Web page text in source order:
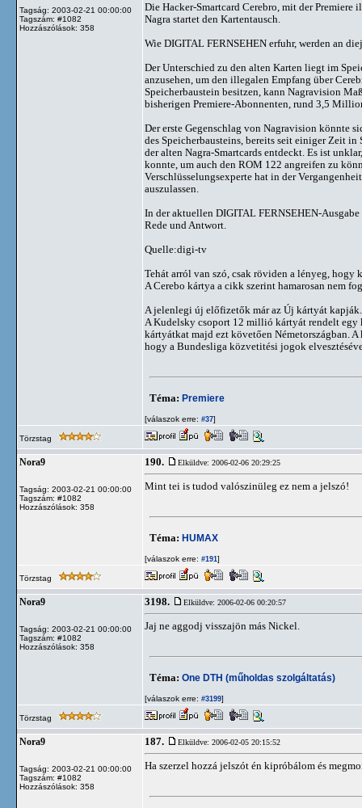
Tagság: 2003-02-21 00:00:00
Tagszám: #1082
Hozzászólások: 358
Die Hacker-Smartcard Cerebro, mit der
Nagra startet den Kartentausch.
Wie DIGITAL FERNSEHEN erfuhr, werden an
Der Unterschied zu den alten Karten liegt im
anzusehen, um den illegalen Empfang über
Speicherbaustein besitzen, kann Nagravision
bisherigen Premiere-Abonnenten, rund 3,5
Der erste Gegenschlag von Nagravision könnte
des Speicherbausteins, bereits seit einiger Zeit
der alten Nagra-Smartcards entdeckt. Es ist
konnte, um auch den ROM 122 angreifen zu
Verschlüsselungsexperte hat in der
auszulassen.
In der aktuellen DIGITAL FERNSEHEN-
Rede und Antwort.
Quelle:digi-tv
Tehát arról van szó, csak röviden a lényeg,
A Cerebo kártya a cikk szerint hamarosan nem
A jelenlegi új előfizetők már az Új kártyát
A Kudelsky csoport 12 millió kártyát rendelt
kártyátkat majd ezt követően Németországban. A
hogy a Bundesliga közvetitési jogok
Téma: Premiere
[válaszok erre: #37]
Törzstag
Nora9
Tagság: 2003-02-21 00:00:00
Tagszám: #1082
Hozzászólások: 358
190. Elküldve: 2006-02-06 20:29:25
Mint tei is tudod valószinüleg ez nem a jelszó!
Téma: HUMAX
[válaszok erre: #191]
Törzstag
Nora9
Tagság: 2003-02-21 00:00:00
Tagszám: #1082
Hozzászólások: 358
3198. Elküldve: 2006-02-06 00:20:57
Jaj ne aggodj visszajön más Nickel.
Téma: One DTH (műholdas szolgáltatás)
[válaszok erre: #3199]
Törzstag
Nora9
Tagság: 2003-02-21 00:00:00
Tagszám: #1082
Hozzászólások: 358
187. Elküldve: 2006-02-05 20:15:52
Ha szerzel hozzá jelszót én kipróbálom és